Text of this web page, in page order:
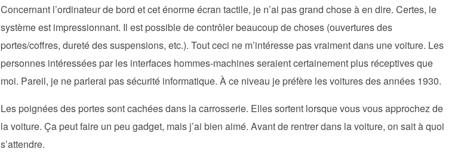
Concernant l’ordinateur de bord et cet énorme écran tactile, je n’ai pas grand chose à en dire. Certes, le
système est impressionnant. Il est possible de contrôler beaucoup de choses (ouvertures des
portes/coffres, dureté des suspensions, etc.). Tout ceci ne m’intéresse pas vraiment dans une voiture. Les
personnes intéressées par les interfaces hommes-machines seraient certainement plus réceptives que
moi. Pareil, je ne parlerai pas sécurité informatique. À ce niveau je préfère les voitures des années 1930.
Les poignées des portes sont cachées dans la carrosserie. Elles sortent lorsque vous vous approchez de
la voiture. Ça peut faire un peu gadget, mais j’ai bien aimé. Avant de rentrer dans la voiture, on sait à quoi
s’attendre.